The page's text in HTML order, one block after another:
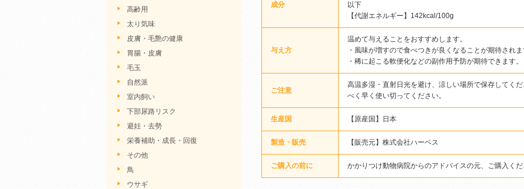
成分
以下
【代謝エネルギー】142kcal/100g
与え方
温めて与えることをおすすめします。
・風味が増すので食べつきが良くなることが期待され
・稀に起こる軟便化などの副作用予防が期待できます。
ご注意
高温多湿・直射日光を避け、涼しい場所で保存してく
べく早く使い切ってください。
生産国 【原産国】日本
製造・販売 【販売元】株式会社ハーベス
ご購入の前に かかりつけ動物病院からのアドバイスの元、ご購入く
高齢用
太り気味
皮膚・毛艶の健康
胃腸・皮膚
毛玉
自然派
室内飼い
下部尿路リスク
避妊・去勢
栄養補助・成長・回復
その他
鳥
ウサギ